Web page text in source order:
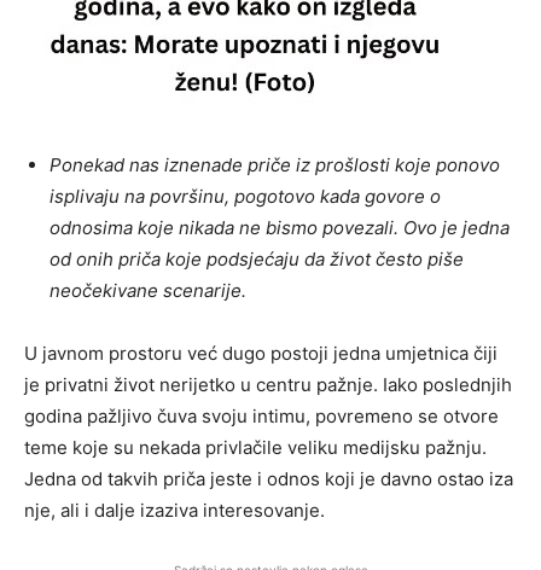
Ponekad nas iznenade priče iz prošlosti koje ponovo
isplivaju na površinu, pogotovo kada govore o
odnosima koje nikada ne bismo povezali. Ovo je jedna
od onih priča koje podsjećaju da život često piše
neočekivane scenarije.
U javnom prostoru već dugo postoji jedna umjetnica čiji
je privatni život nerijetko u centru pažnje. Iako poslednjih
godina pažljivo čuva svoju intimu, povremeno se otvore
teme koje su nekada privlačile veliku medijsku pažnju.
Jedna od takvih priča jeste i odnos koji je davno ostao iza
nje, ali i dalje izaziva interesovanje.